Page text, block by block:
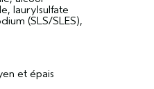
laurylsulfate
(SLS/SLES),
et épais